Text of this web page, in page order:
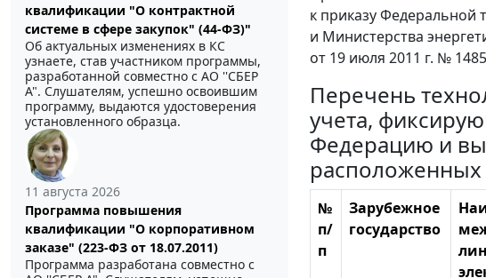
квалификации "О контрактной
системе в сфере закупок" (44-ФЗ)"
Об актуальных изменениях в КС
узнаете, став участником программы,
разработанной совместно с АО ''СБЕР
А". Слушателям, успешно освоившим
программу, выдаются удостоверения
установленного образца.
11 августа 2026
Программа повышения
квалификации "О корпоративном
заказе" (223-ФЗ от 18.07.2011)
Программа разработана совместно с
к приказу
и Министерства
от 19 июля 2011 г. №
Перечень
учета,
Федерацию и
№
п/
п
Зарубежное
государство